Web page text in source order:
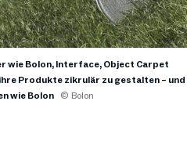
wie Bolon, Interface, Object Carpet
Produkte zikrulär zu gestalten – und
wie Bolon
© Bolon